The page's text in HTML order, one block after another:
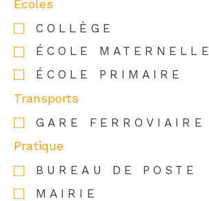
Ecoles
COLLÈGE
ÉCOLE MATERNELLE
ÉCOLE PRIMAIRE
Transports
GARE FERROVIAIRE
Pratique
BUREAU DE POSTE
MAIRIE